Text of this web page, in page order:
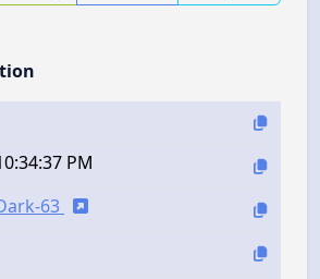
PM
63